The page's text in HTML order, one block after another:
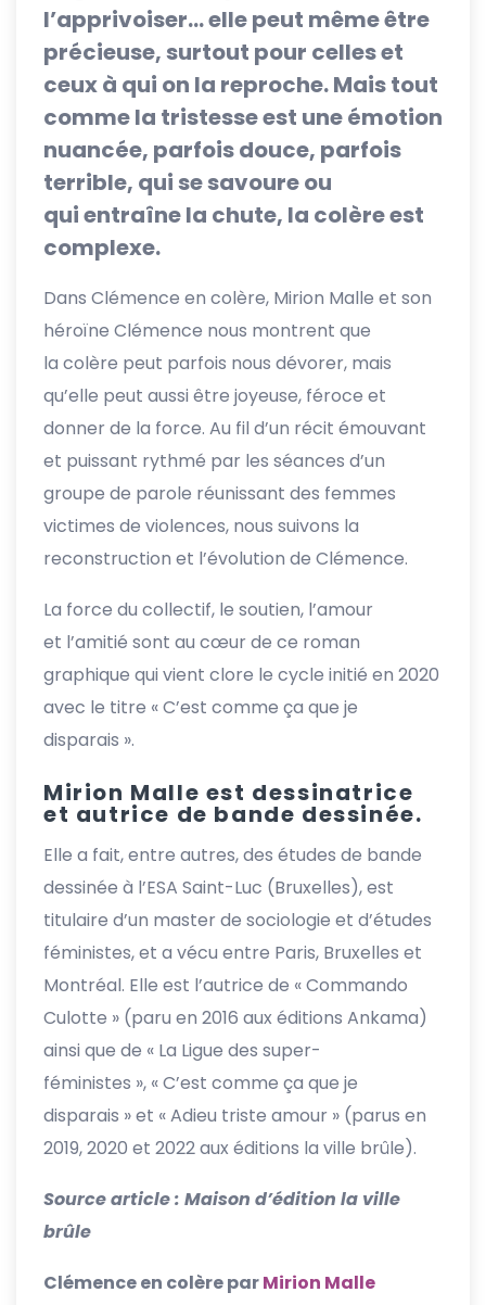
l’apprivoiser… elle peut même être
précieuse, surtout pour celles et
ceux à qui on la reproche. Mais tout
comme la tristesse est une émotion
nuancée, parfois douce, parfois
terrible, qui se savoure ou
qui entraîne la chute, la colère est
complexe.
Dans Clémence en colère, Mirion Malle et son
héroïne Clémence nous montrent que
la colère peut parfois nous dévorer, mais
qu’elle peut aussi être joyeuse, féroce et
donner de la force. Au fil d’un récit émouvant
et puissant rythmé par les séances d’un
groupe de parole réunissant des femmes
victimes de violences, nous suivons la
reconstruction et l’évolution de Clémence.
La force du collectif, le soutien, l’amour
et l’amitié sont au cœur de ce roman
graphique qui vient clore le cycle initié en 2020
avec le titre « C’est comme ça que je
disparais ».
Mirion Malle est dessinatrice
et autrice de bande dessinée.
Elle a fait, entre autres, des études de bande
dessinée à l’ESA Saint-Luc (Bruxelles), est
titulaire d’un master de sociologie et d’études
féministes, et a vécu entre Paris, Bruxelles et
Montréal. Elle est l’autrice de « Commando
Culotte » (paru en 2016 aux éditions Ankama)
ainsi que de « La Ligue des super-
féministes », « C’est comme ça que je
disparais » et « Adieu triste amour » (parus en
2019, 2020 et 2022 aux éditions la ville brûle).
Source article : Maison d’édition la ville
brûle
Clémence en colère parMirion Malle